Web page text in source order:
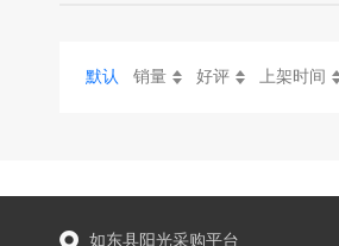
默认 销量 好评 上架时间
如东县阳光采购平台